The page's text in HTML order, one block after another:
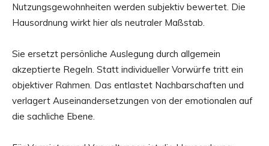
Nutzungsgewohnheiten werden subjektiv bewertet. Die
Hausordnung wirkt hier als neutraler Maßstab.
Sie ersetzt persönliche Auslegung durch allgemein
akzeptierte Regeln. Statt individueller Vorwürfe tritt ein
objektiver Rahmen. Das entlastet Nachbarschaften und
verlagert Auseinandersetzungen von der emotionalen auf
die sachliche Ebene.